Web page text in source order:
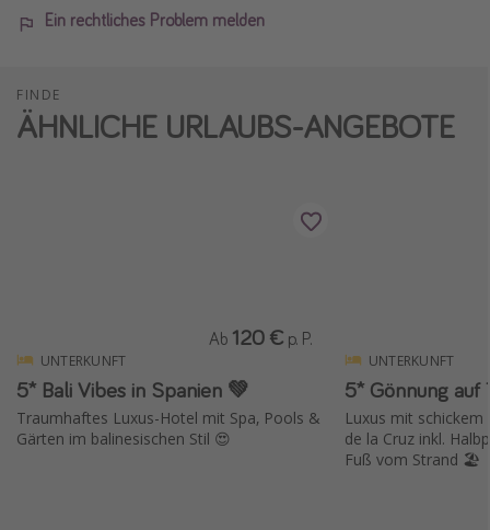
Ein rechtliches Problem melden
FINDE
ÄHNLICHE URLAUBS-ANGEBOTE
UNTERKUNFT
5* Bali Vibes in Spanien 💚
Traumhaftes Luxus-Hotel mit Spa, Pools &
Gärten im balinesischen Stil 😍
Ab 120 € p. P.
UNTERKUNFT
5* Gönnung auf
Luxus mit
de la Cruz inkl.
Fuß vom Strand 🏖️